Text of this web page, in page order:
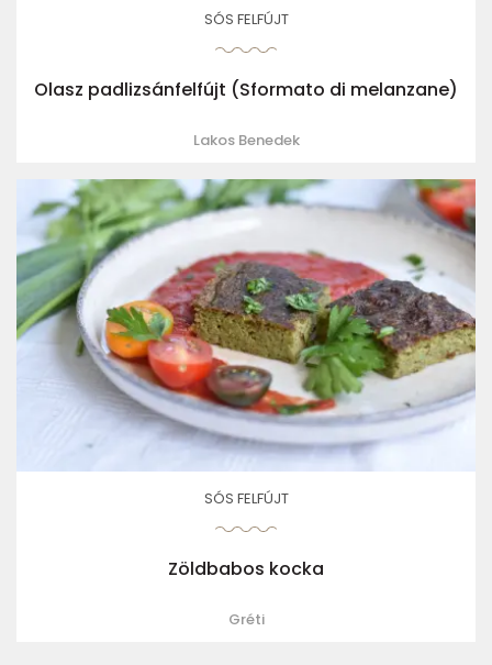
SÓS FELFÚJT
Olasz padlizsánfelfújt (Sformato di melanzane)
Lakos Benedek
SÓS FELFÚJT
Zöldbabos kocka
Gréti